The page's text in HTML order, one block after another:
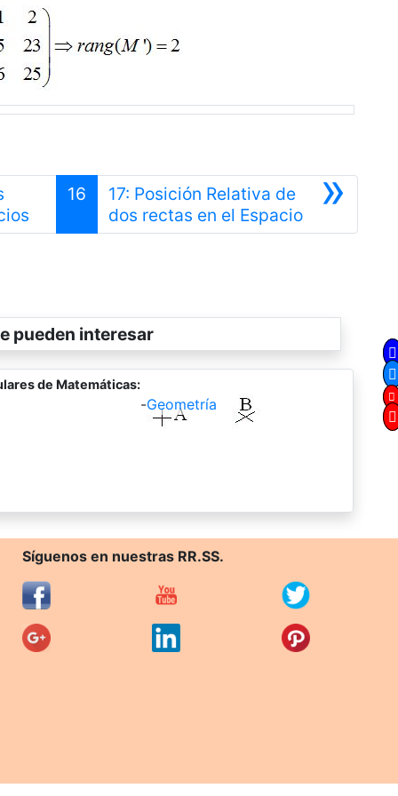
Anterior
16 »
17: Posición Relativa de
dos rectas en el EspacioSiguiente
pueden interesar
de Matemáticas:
-Geometría
Síguenos en nuestras RR.SS.